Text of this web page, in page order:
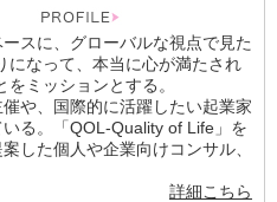
スに、グローバルな視点で見た
になって、本当に心が満たされ
ミッションとする。
や、国際的に活躍したい起業家
る。「QOL-Quality of Life」を
した個人や企業向けコンサル、
詳細こちら